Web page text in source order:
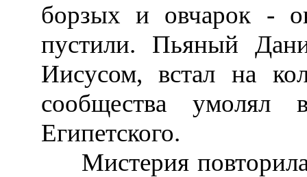
борзых и овчарок -
пустили. Пьяный
Иисусом, встал на
сообщества умолял
Египетского.
Мистерия